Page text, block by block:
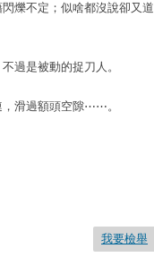
爍不定；似啥都沒說卻又道
過是被動的捉刀人。
，滑過額頭空隙⋯⋯。
我要檢舉